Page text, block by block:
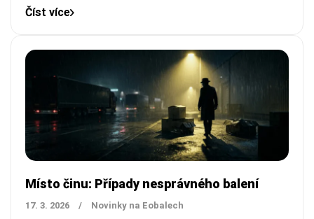
Číst více
Místo činu: Případy nesprávného balení
17. 3. 2026 / Novinky na Eobalech